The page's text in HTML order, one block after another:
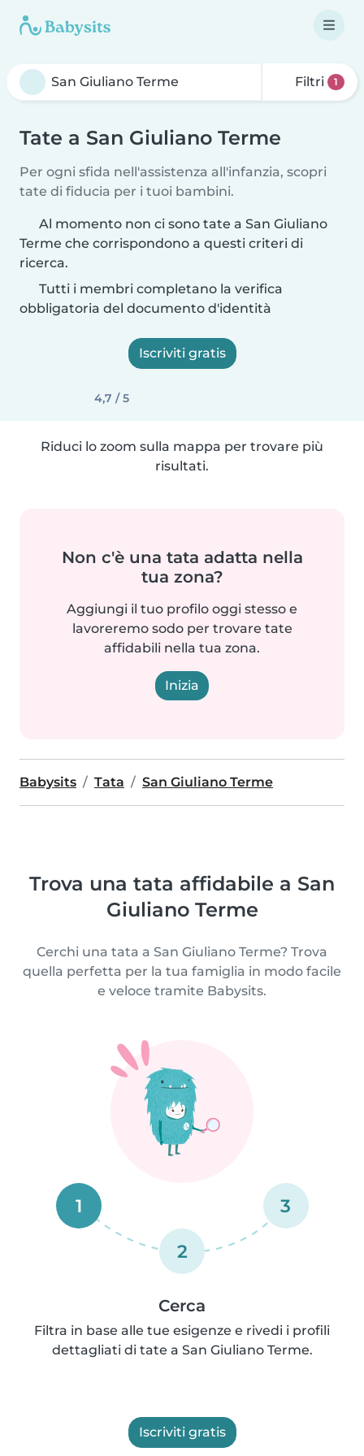
Filtri 1
Tate a San Giuliano Terme
Per ogni sfida nell'assistenza all'infanzia, scopri
tate di fiducia per i tuoi bambini.
Al momento non ci sono tate a San Giuliano
Terme che corrispondono a questi criteri di
ricerca.
Tutti i membri completano la verifica
obbligatoria del documento d'identità
Iscriviti gratis
4,7 / 5
Riduci lo zoom sulla mappa per trovare più
risultati.
Non c'è una tata adatta nella
tua zona?
Aggiungi il tuo profilo oggi stesso e
lavoreremo sodo per trovare tate
affidabili nella tua zona.
Inizia
Babysits Tata San Giuliano Terme
Trova una tata affidabile a San
Giuliano Terme
Cerchi una tata a San Giuliano Terme? Trova
quella perfetta per la tua famiglia in modo facile
e veloce tramite Babysits.
1
2
3
Cerca
Filtra in base alle tue esigenze e rivedi i profili
dettagliati di tate a San Giuliano Terme.
Iscriviti gratis